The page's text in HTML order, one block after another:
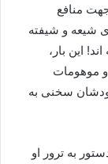
منافع
شیعه و شیفته
این بار،
و موهومات
سخنی به
به ترور او